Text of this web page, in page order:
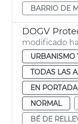
BARRIO DE
modificado
URBANISMO
TODAS LAS
EN PORTADA
NORMAL
BÉ DE